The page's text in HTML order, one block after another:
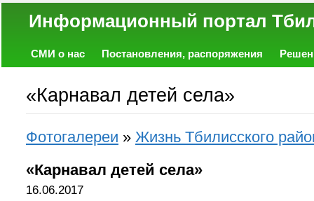
Информационный
СМИ о нас Постановления, распоряжения
«Карнавал детей села»
Фотогалереи » Жизнь Тбилисского
«Карнавал детей села»
16.06.2017